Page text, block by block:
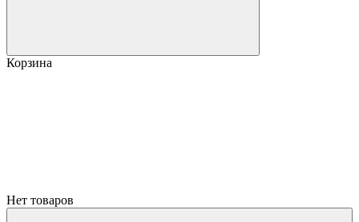
Корзина
Нет товаров